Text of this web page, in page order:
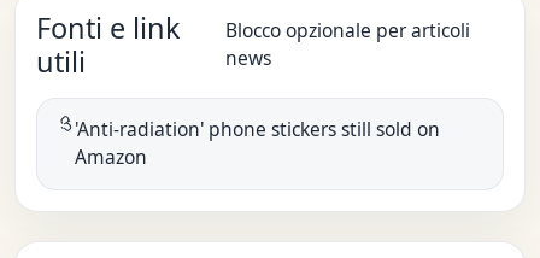
Fonti e link
utili
Blocco opzionale per articoli
news
'Anti-radiation' phone stickers still sold on
Amazon